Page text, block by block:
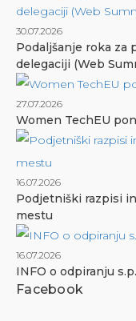
30.07.2026
Podaljšanje roka za
delegaciji (Web
27.07.2026
Women TechEU
16.07.2026
Podjetniški razpisi
mestu
16.07.2026
INFO o odpiranju
Facebook